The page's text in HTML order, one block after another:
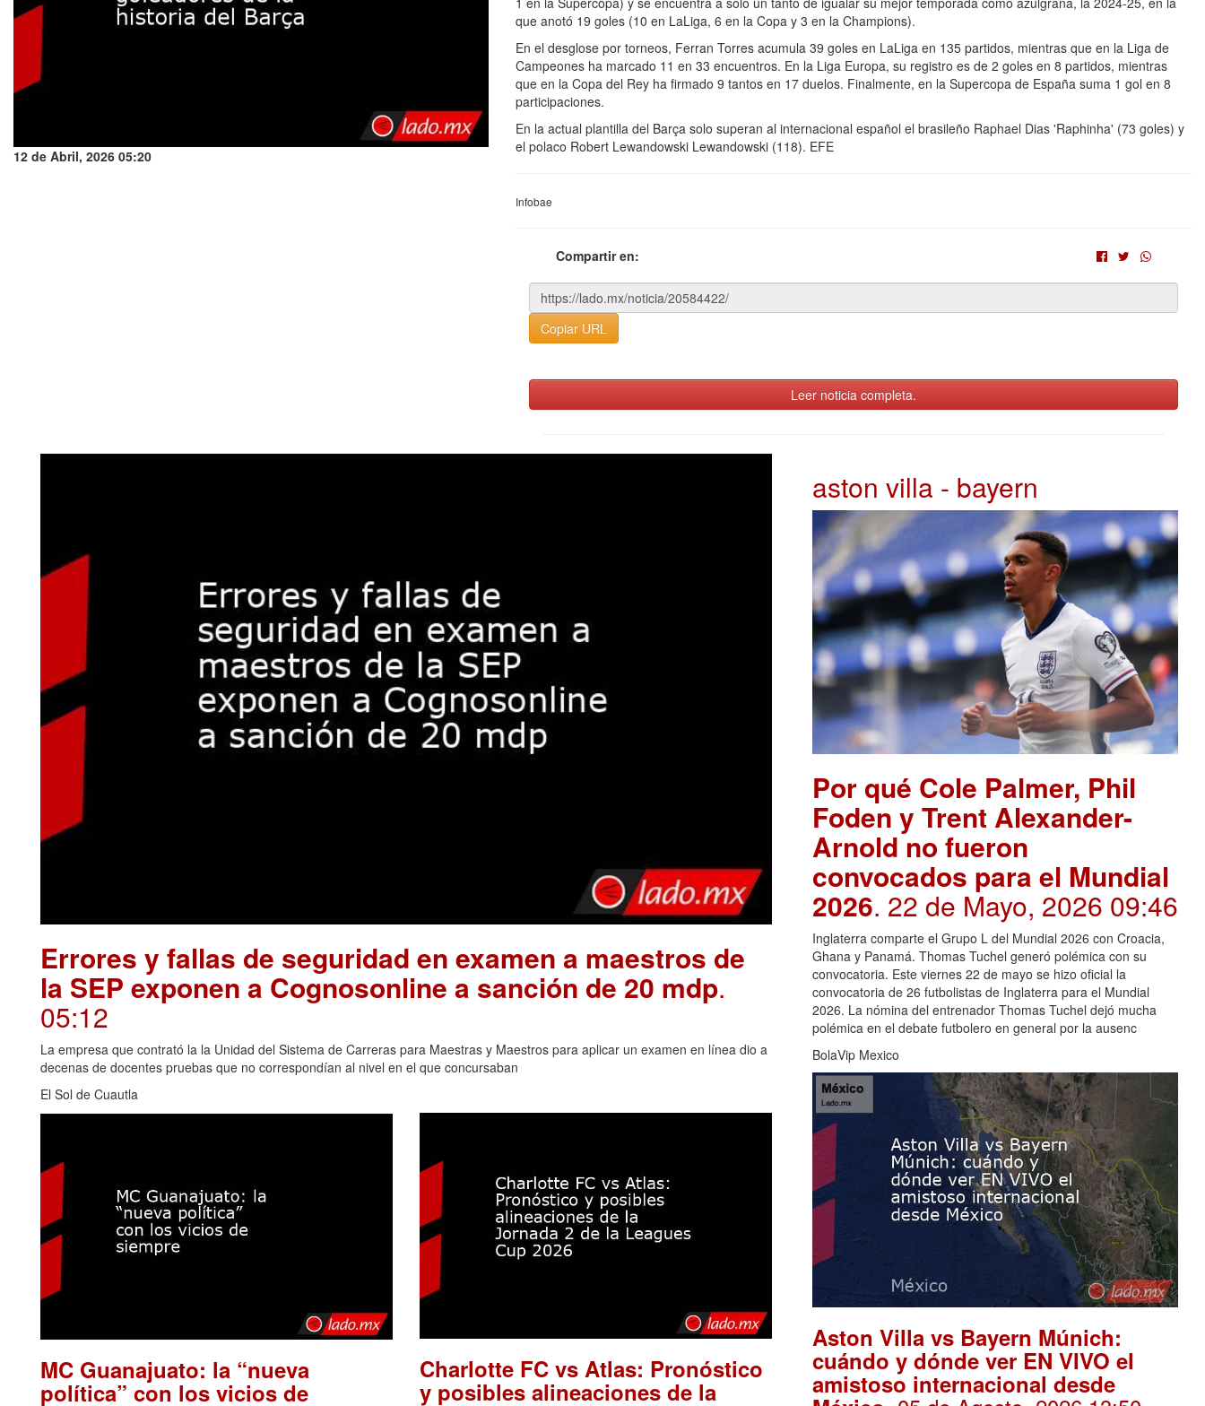
12 de Abril, 2026 05:20
que anotó 19 goles (10 en LaLiga, 6 en la Copa y 3 en la Champions).
En el desglose por torneos, Ferran Torres acumula 39 goles en LaLiga en 135 partidos, mientras que en la Liga de
Campeones ha marcado 11 en 33 encuentros. En la Liga Europa, su registro es de 2 goles en 8 partidos, mientras
que en la Copa del Rey ha firmado 9 tantos en 17 duelos. Finalmente, en la Supercopa de España suma 1 gol en 8
participaciones.
En la actual plantilla del Barça solo superan al internacional español el brasileño Raphael Dias 'Raphinha' (73 goles) y
el polaco Robert Lewandowski Lewandowski (118). EFE
Infobae
Compartir en:
Copiar URL
Leer noticia completa.
Errores y fallas de seguridad en examen a maestros de
la SEP exponen a Cognosonline a sanción de 20 mdp.
05:12
La empresa que contrató la la Unidad del Sistema de Carreras para Maestras y Maestros para aplicar un examen en línea dio a
decenas de docentes pruebas que no correspondían al nivel en el que concursaban
El Sol de Cuautla
MC Guanajuato: la “nueva
política” con los vicios de
Charlotte FC vs Atlas: Pronóstico
y posibles alineaciones de la
aston villa - bayern
Por qué Cole Palmer, Phil
Foden y Trent Alexander-
Arnold no fueron
convocados para el Mundial
2026. 22 de Mayo, 2026 09:46
Inglaterra comparte el Grupo L del Mundial 2026 con Croacia,
Ghana y Panamá. Thomas Tuchel generó polémica con su
convocatoria. Este viernes 22 de mayo se hizo oficial la
convocatoria de 26 futbolistas de Inglaterra para el Mundial
2026. La nómina del entrenador Thomas Tuchel dejó mucha
polémica en el debate futbolero en general por la ausenc
BolaVip Mexico
Aston Villa vs Bayern Múnich:
cuándo y dónde ver EN VIVO el
amistoso internacional desde